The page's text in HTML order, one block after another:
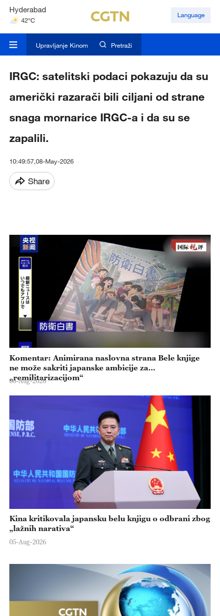
Hyderabad
42°C
Mumbai
Language
Upravljanje Kinom Pretraži
IRGC: satelitski podaci pokazuju da su
američki razarači bili ciljani od strane
snaga mornarice IRGC-a i da su se
zapalili.
10:49:57,08-May-2026
Share
Komentar: Animirana naslovna strana Bele knjige
ne može sakriti japanske ambicije za
„remilitarizacijom“
06-Aug-2026
Kina kritikovala japansku belu knjigu o odbrani zbog
„lažnih narativa“
05-Aug-2026